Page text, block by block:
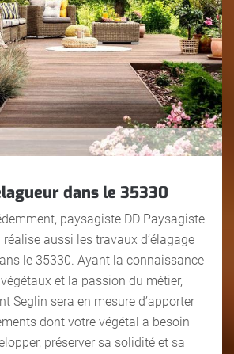
dans le 35330
paysagiste DD Paysagiste
aussi les travaux d’élagage
le 35330. Ayant la connaissance
et la passion du métier,
Seglin sera en mesure d’apporter
dont votre végétal a besoin
préserver sa solidité et sa